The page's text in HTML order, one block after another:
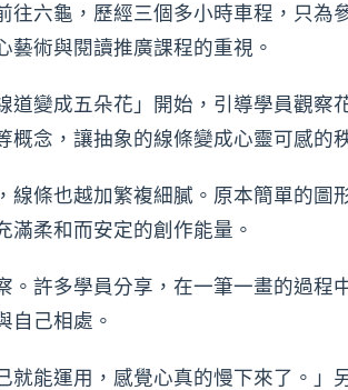
六龜，歷經三個多小時車程，只為
術與閱讀推廣課程的重視。
變成五朵花」開始，引導學員觀察
念，讓抽象的線條變成心靈可感的
條也越加繁複細膩。原本簡單的圖
柔和而安定的創作能量。
許多學員分享，在一筆一畫的過程
自己相處。
能運用，感覺心真的慢下來了。」